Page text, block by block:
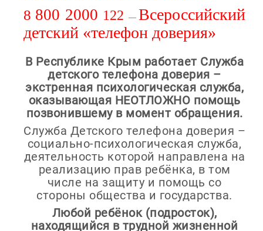
8 800 2000 122 —Всероссийский
детский «телефон доверия»
В Республике Крым работает Служба
детского телефона доверия –
экстренная психологическая служба,
оказывающая НЕОТЛОЖНО помощь
позвонившему в момент обращения.
Служба Детского телефона доверия –
социально-психологическая служба,
деятельность которой направлена на
реализацию прав ребёнка, в том
числе на защиту и помощь со
стороны общества и государства.
Любой ребёнок (подросток),
находящийся в трудной жизненной